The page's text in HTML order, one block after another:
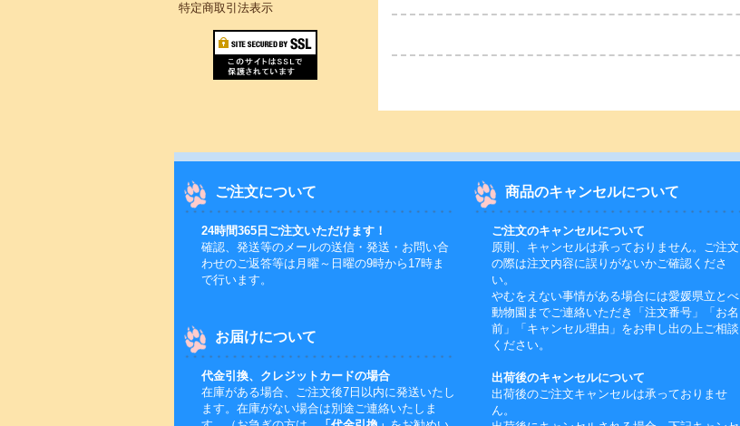
特定商取引法表示
ご注文について
24時間365日ご注文いただけます！
確認、発送等のメールの送信・発送・お問い合
わせのご返答等は月曜～日曜の9時から17時ま
で行います。
お届けについて
代金引換、クレジットカードの場合
在庫がある場合、ご注文後7日以内に発送いたし
ます。在庫がない場合は別途ご連絡いたしま
商品のキャンセルについて
ご注文のキャンセルについて
原則、キャンセルは承っておりません。ご注文
の際は注文内容に誤りがないかご確認くださ
い。
やむをえない事情がある場合には愛媛県立とべ
動物園までご連絡いただき「注文番号」「お名
前」「キャンセル理由」をお申し出の上ご相談
ください。
出荷後のキャンセルについて
出荷後のご注文キャンセルは承っておりませ
ん。